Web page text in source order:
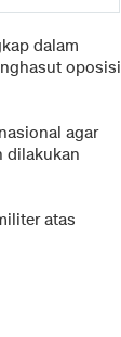
dalam
oposisi
agar
dilakukan
atas